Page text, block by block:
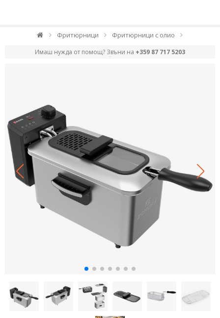
Фритюрници Фритюрници с олио
Имаш нужда от помощ? Звъни на +359 87 717 5203